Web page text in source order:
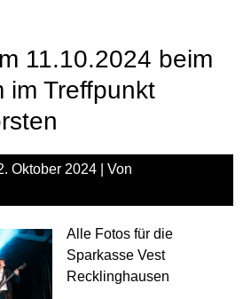
11.10.2024 beim
im Treffpunkt
Oktober 2024 | Von
Alle Fotos für die
Sparkasse Vest
Recklinghausen